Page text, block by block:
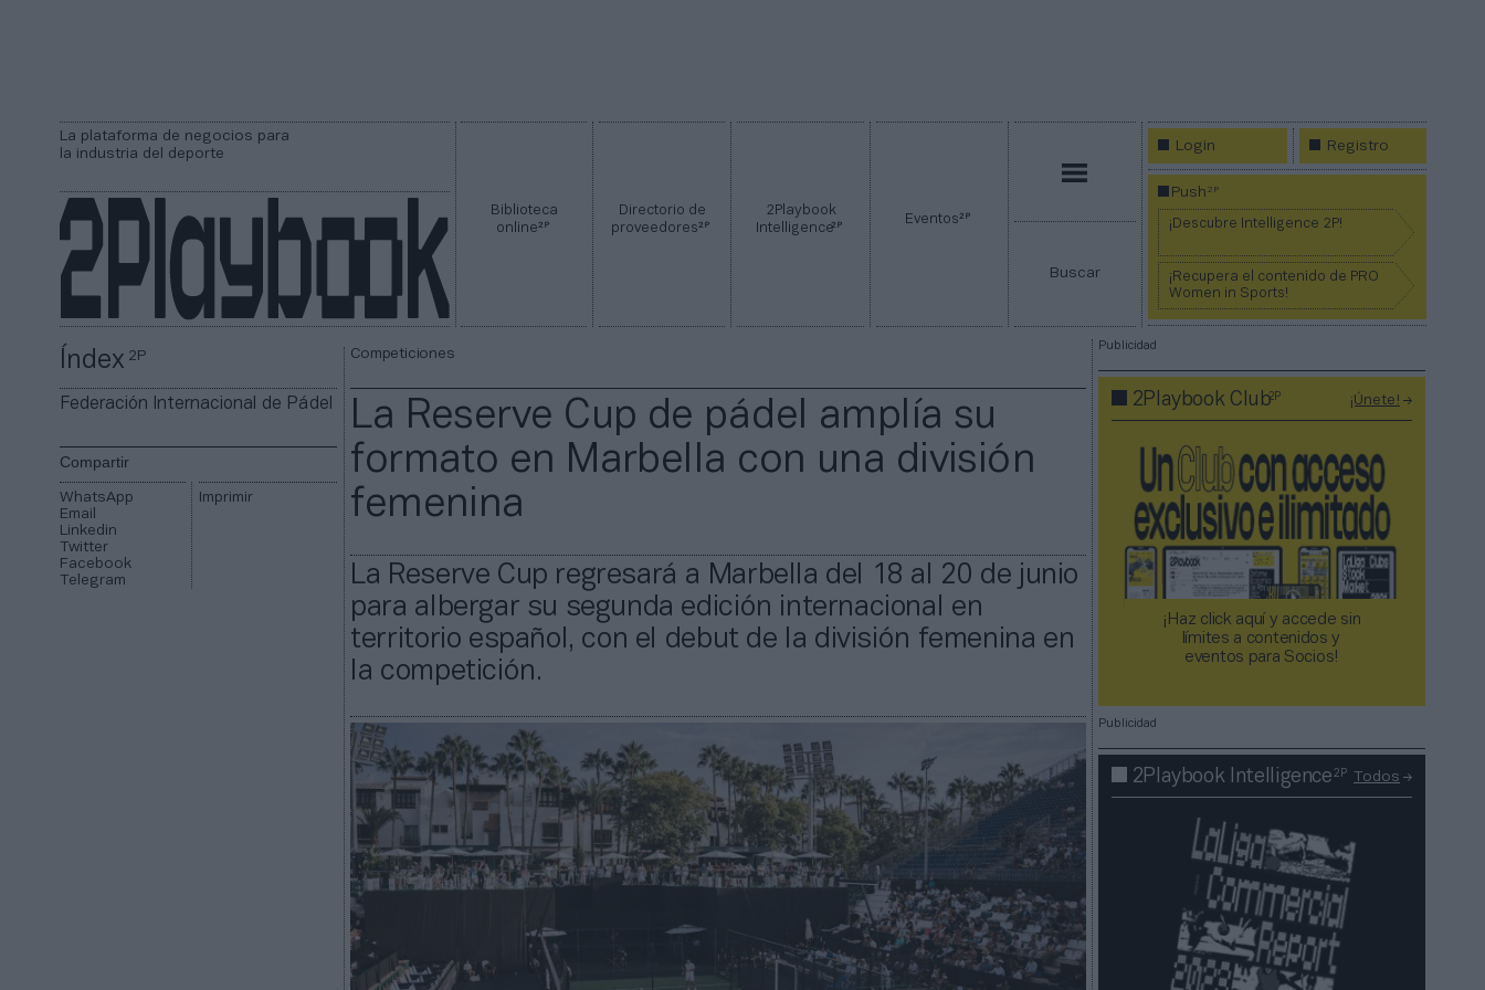
La plataforma de negocios para
la industria del deporte
Biblioteca
online2P
Directorio de
proveedores2P
2Playbook
Intelligence2P Eventos2P
Buscar
Login Registro
Push2P
¡Descubre Intelligence 2P!
¡Recupera el contenido de PRO
Women in Sports!
Índex2P
Federación Internacional de Pádel
Compartir
WhatsApp
Email
Linkedin
Twitter
Facebook
Telegram
Imprimir
Competiciones
La Reserve Cup de pádel amplía su
formato en Marbella con una división
femenina
La Reserve Cup regresará a Marbella del 18 al 20 de junio
para albergar su segunda edición internacional en
territorio español, con el debut de la división femenina en
la competición.
Publicidad
2Playbook Club2P ¡Únete!
¡Haz click aquí y accede sin
límites a contenidos y
eventos para Socios!​​​​​​​
Publicidad
2Playbook Intelligence2P Todos